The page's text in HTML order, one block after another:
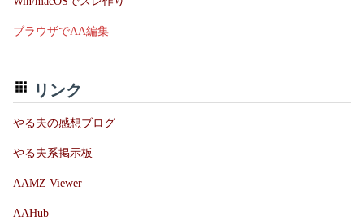
ブラウザでAA編集
リンク
やる夫の感想ブログ
やる夫系掲示板
AAMZ Viewer
AAHub